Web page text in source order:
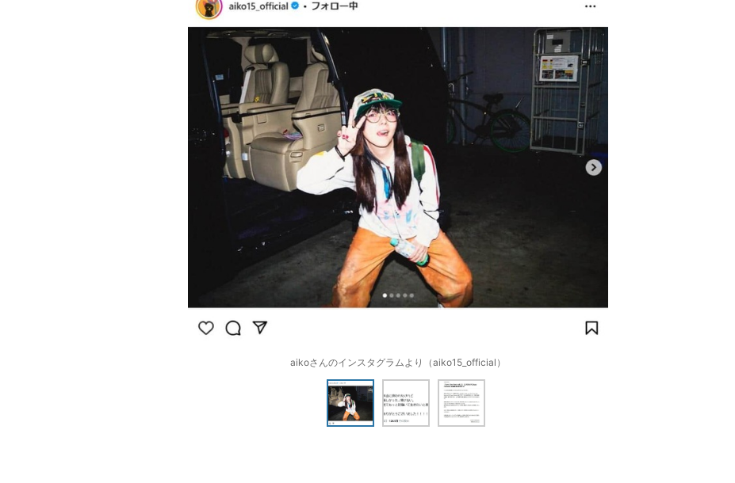
aikoさんのインスタグラムより（aiko15_official）